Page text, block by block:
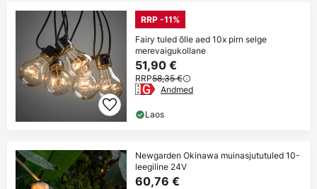
RRP -11%
Fairy tuled õlle aed 10x pirn selge
merevaigukollane
51,90 €
RRP58,35 €
Andmed
Laos
Newgarden Okinawa muinasjututuled 10-
leegiline 24V
60,76 €